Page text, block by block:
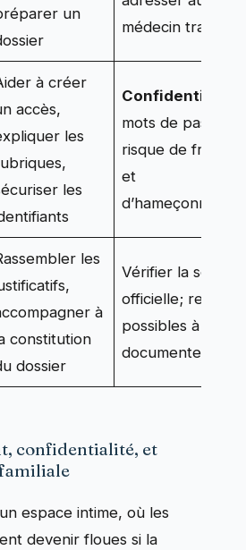
un
médecin traitant
à créer
accès,
les
les
Confidentialité
mots de passe,
risque de fraude
et
d’hameçonnage
les
à
constitution
dossier
Vérifier la source
officielle; recours
possibles à
documenter
confidentialité, et
espace intime, où les
devenir floues si la